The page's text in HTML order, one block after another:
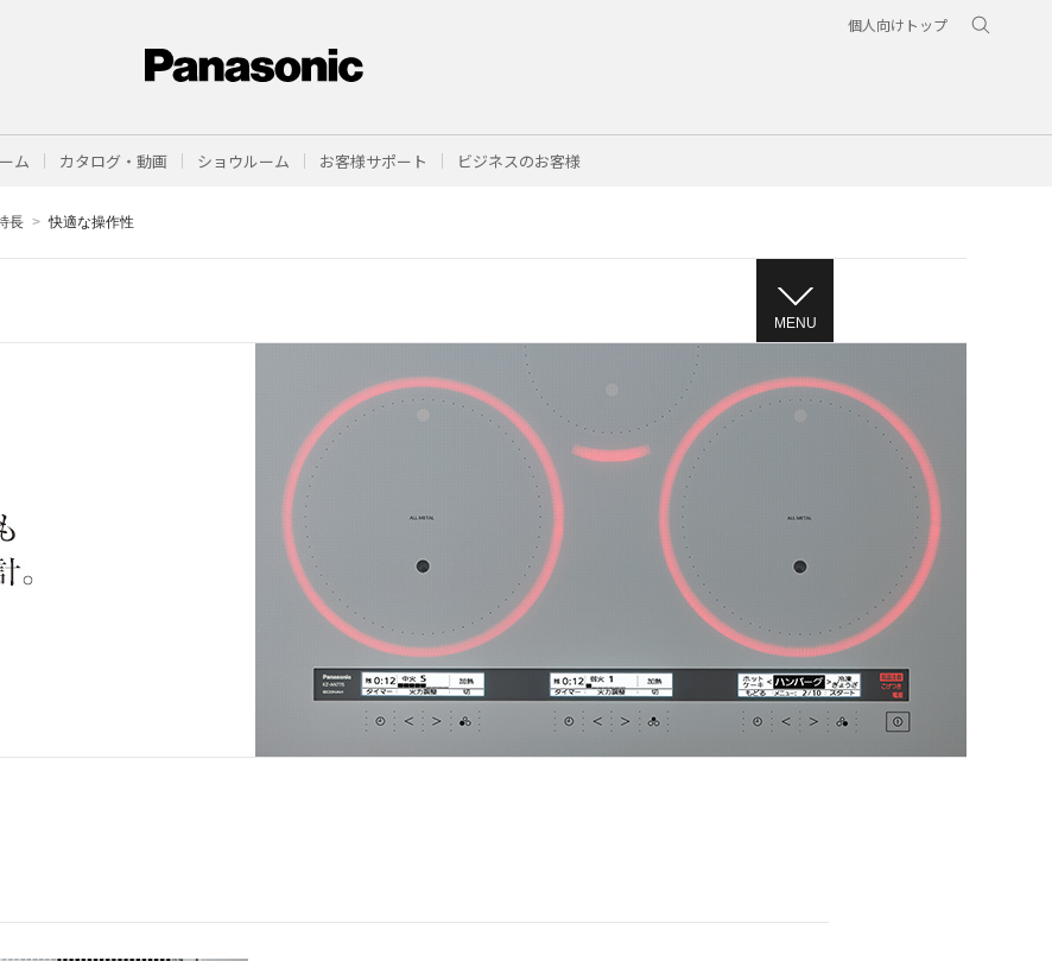
個人向けトップ
ム カタログ・動画 ショウルーム お客様サポート ビジネスのお客様
長 快適な操作性
MENU